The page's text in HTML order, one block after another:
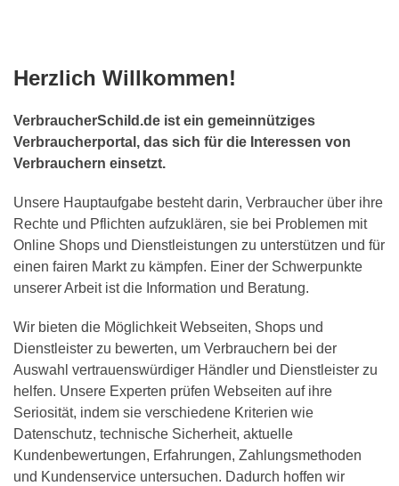
Herzlich Willkommen!
VerbraucherSchild.de ist ein gemeinnütziges
Verbraucherportal, das sich für die Interessen von
Verbrauchern einsetzt.
Unsere Hauptaufgabe besteht darin, Verbraucher über ihre
Rechte und Pflichten aufzuklären, sie bei Problemen mit
Online Shops und Dienstleistungen zu unterstützen und für
einen fairen Markt zu kämpfen. Einer der Schwerpunkte
unserer Arbeit ist die Information und Beratung.
Wir bieten die Möglichkeit Webseiten, Shops und
Dienstleister zu bewerten, um Verbrauchern bei der
Auswahl vertrauenswürdiger Händler und Dienstleister zu
helfen. Unsere Experten prüfen Webseiten auf ihre
Seriosität, indem sie verschiedene Kriterien wie
Datenschutz, technische Sicherheit, aktuelle
Kundenbewertungen, Erfahrungen, Zahlungsmethoden
und Kundenservice untersuchen. Dadurch hoffen wir